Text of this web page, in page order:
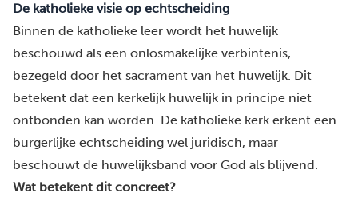
De katholieke visie op echtscheiding
Binnen de katholieke leer wordt het huwelijk
beschouwd als een onlosmakelijke verbintenis,
bezegeld door het sacrament van het huwelijk. Dit
betekent dat een kerkelijk huwelijk in principe niet
ontbonden kan worden. De katholieke kerk erkent een
burgerlijke echtscheiding wel juridisch, maar
beschouwt de huwelijksband voor God als blijvend.
Wat betekent dit concreet?